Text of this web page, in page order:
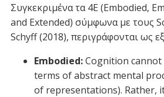
Συγκεκριμένα τα 4E (Embodied,
and Extended) σύμφωνα με τους
Schyff (2018), περιγράφονται ως
Embodied:Cognition cannot
terms of abstract mental
of representations). Rather,